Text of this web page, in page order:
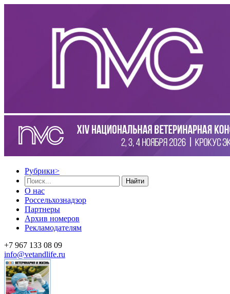
Рубрики>
Найти
О нас
Россельхознадзор
Партнеры
Архив номеров
Рекламодателям
+7 967 133 08 09
info@vetandlife.ru